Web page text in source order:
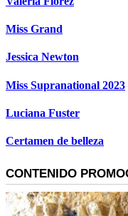
Miss Grand
Jessica Newton
Miss Supranational 2023
Luciana Fuster
Certamen de belleza